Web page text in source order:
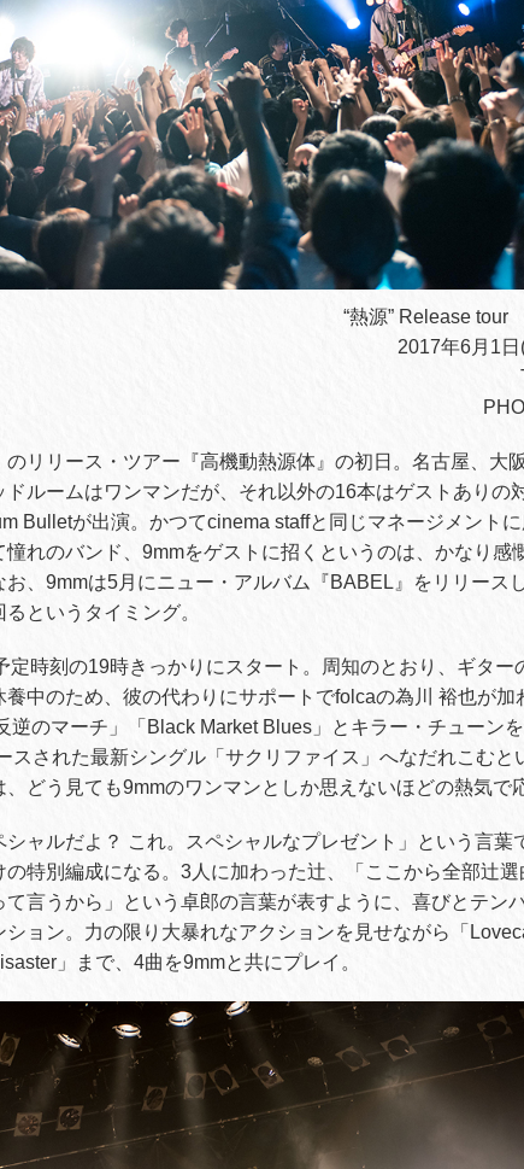
“熱源” Release tour
2017年6月1
リリース・ツアー『高機動熱源体』の初日。名古屋、大
ルームはワンマンだが、それ以外の16本はゲストありの
Bulletが出演。かつてcinema staffと同じマネージメント
れのバンド、9mmをゲストに招くというのは、かなり感
、9mmは5月にニュー・アルバム『BABEL』をリリース
というタイミング。
定時刻の19時きっかりにスタート。周知のとおり、ギター
中のため、彼の代わりにサポートでfolcaの為川 裕也が加
逆のマーチ」「Black Market Blues」とキラー・チューン
スされた最新シングル「サクリファイス」へなだれこむと
どう見ても9mmのワンマンとしか思えないほどの熱気で
ャルだよ？ これ。スペシャルなプレゼント」という言葉
特別編成になる。3人に加わった辻、「ここから全部辻
言うから」という卓郎の言葉が表すように、喜びとテン
ョン。力の限り大暴れなアクションを見せながら「
」まで、4曲を9mmと共にプレイ。